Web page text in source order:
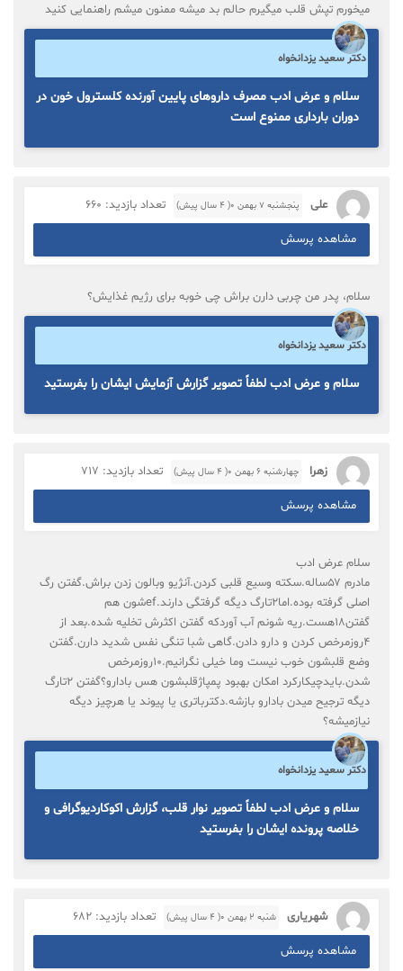
میخورم تپش قلب میگیرم حالم بد میشه ممنون میشم راهنمایی کنید
دکتر سعید یزدانخواه
سلام و عرض ادب مصرف داروهای پایین آورنده کلسترول خون در
دوران بارداری ممنوع است
علی پنجشنبه ۷ بهمن ۰( 4 سال پیش) تعداد بازدید: 660
مشاهده پرسش
سلام، پدر من چربی دارن براش چی خوبه برای رژیم غذایش؟
دکتر سعید یزدانخواه
سلام و عرض ادب لطفاً تصویر گزارش آزمایش ایشان را بفرستید
زهرا چهارشنبه ۶ بهمن ۰( 4 سال پیش) تعداد بازدید: 717
مشاهده پرسش
سلام عرض ادب
مادرم ۵۷ساله.سکته وسیع قلبی کردن.آنژیو وبالون زدن براش.گفتن رگ
اصلی گرفته بوده.اما۲تارگ دیگه گرفتگی دارند.efشون هم
گفتن۱۸هست.ریه شونم آب آوردکه گفتن اکثرش تخلیه شده.بعد از
۴روزمرخص کردن و دارو دادن.گاهی شبا تنگی نفس شدید دارن.گفتن
وضع قلبشون خوب نیست وما خیلی نگرانیم.۱۰روزمرخص
شدن.بایدچیکارکرد امکان بهبود پمپاژقلبشون هس بادارو؟گفتن ۲تارگ
دیگه ترجیح میدن بادارو بازشه.دکترباتری یا پیوند یا هرچیز دیگه
نیازمیشه؟
دکتر سعید یزدانخواه
سلام و عرض ادب لطفاً تصویر نوار قلب، گزارش اکوکاردیوگرافی و
خلاصه پرونده ایشان را بفرستید
شهریاری شنبه ۲ بهمن ۰( 4 سال پیش) تعداد بازدید: 682
مشاهده پرسش